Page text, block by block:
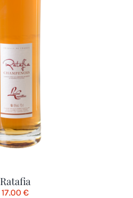
Ratafia
17.00€